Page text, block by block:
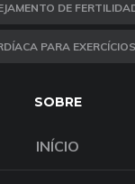
DE
PARA
SOBRE
INÍCIO